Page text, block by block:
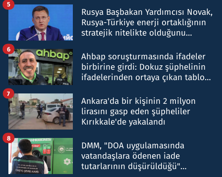
Rusya Başbakan Yardımcısı Novak,
Rusya-Türkiye enerji ortaklığının
stratejik nitelikte olduğunu
5
Ahbap soruşturmasında ifadeler
birbirine girdi: Dokuz şüphelinin
ifadelerinden ortaya çıkan tablo
6
Ankara'da bir kişinin 2 milyon
lirasını gasp eden şüpheliler
Kırıkkale'de yakalandı
7
DMM, "DOA uygulamasında
vatandaşlara ödenen iade
tutarlarının düşürüldüğü"
8